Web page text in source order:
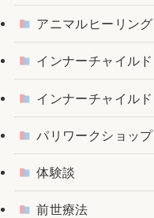
アニマルヒーリング
インナーチャイルド
インナーチャイルド
パリワークショップ
体験談
前世療法